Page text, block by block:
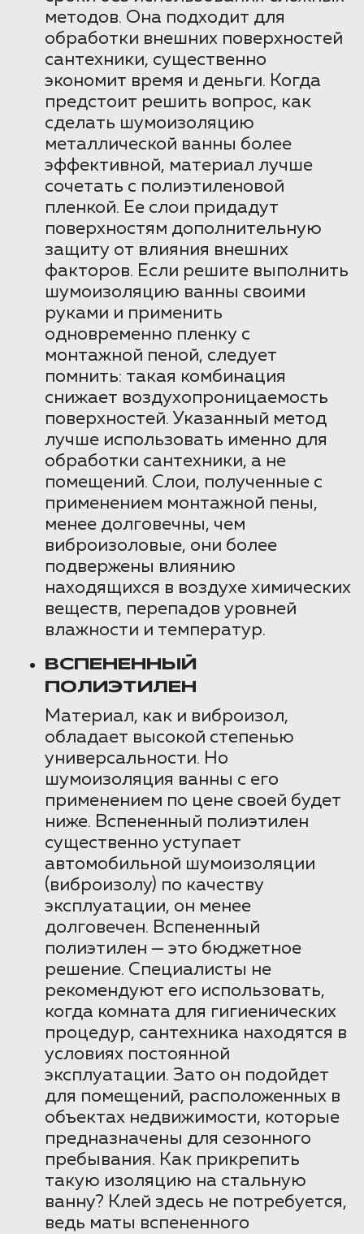
методов. Она подходит для
обработки внешних поверхностей
сантехники, существенно
экономит время и деньги. Когда
предстоит решить вопрос, как
сделать шумоизоляцию
металлической ванны более
эффективной, материал лучше
сочетать с полиэтиленовой
пленкой. Ее слои придадут
поверхностям дополнительную
защиту от влияния внешних
факторов. Если решите выполнить
шумоизоляцию ванны своими
руками и применить
одновременно пленку с
монтажной пеной, следует
помнить: такая комбинация
снижает воздухопроницаемость
поверхностей. Указанный метод
лучше использовать именно для
обработки сантехники, а не
помещений. Слои, полученные с
применением монтажной пены,
менее долговечны, чем
виброизоловые, они более
подвержены влиянию
находящихся в воздухе химических
веществ, перепадов уровней
влажности и температур.
ВСПЕНЕННЫЙ
ПОЛИЭТИЛЕН
Материал, как и виброизол,
обладает высокой степенью
универсальности. Но
шумоизоляция ванны с его
применением по цене своей будет
ниже. Вспененный полиэтилен
существенно уступает
автомобильной шумоизоляции
(виброизолу) по качеству
эксплуатации, он менее
долговечен. Вспененный
полиэтилен — это бюджетное
решение. Специалисты не
рекомендуют его использовать,
когда комната для гигиенических
процедур, сантехника находятся в
условиях постоянной
эксплуатации. Зато он подойдет
для помещений, расположенных в
объектах недвижимости, которые
предназначены для сезонного
пребывания. Как прикрепить
такую изоляцию на стальную
ванну? Клей здесь не потребуется,
ведь маты вспененного